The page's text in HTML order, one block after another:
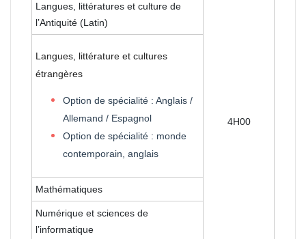
4H00
Langues, littératures et culture de
l’Antiquité (Latin)
Langues, littérature et cultures
étrangères
Option de spécialité : Anglais /
Allemand / Espagnol
Option de spécialité : monde
contemporain, anglais
Mathématiques
Numérique et sciences de
l’informatique